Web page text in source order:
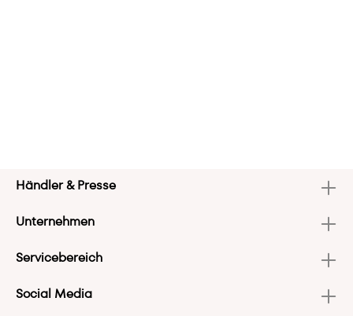
Händler & Presse
Unternehmen
Servicebereich
Social Media